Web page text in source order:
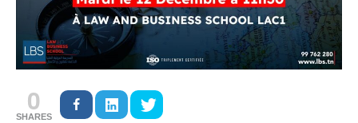
0
SHARES